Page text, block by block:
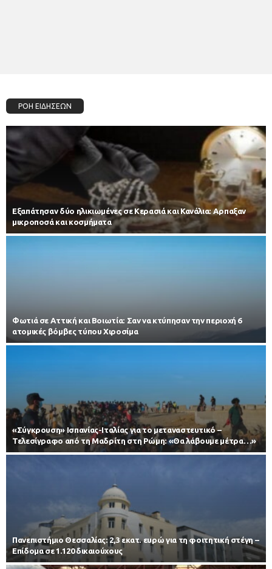
ΡΟΗ ΕΙΔΗΣΕΩΝ
Εξαπάτησαν δύο ηλικιωμένες σε Κερασιά και Κανάλια: Αρπαξαν
μικροποσά και κοσμήματα
Φωτιά σε Αττική και Βοιωτία: Σαν να κτύπησαν την περιοχή 6
ατομικές βόμβες τύπου Χιροσίμα
«Σύγκρουση» Ισπανίας-Ιταλίας για το μεταναστευτικό –
Τελεσίγραφο από τη Μαδρίτη στη Ρώμη: «Θα λάβουμε μέτρα…»
Πανεπιστήμιο Θεσσαλίας: 2,3 εκατ. ευρώ για τη φοιτητική στέγη –
Επίδομα σε 1.120 δικαιούχους